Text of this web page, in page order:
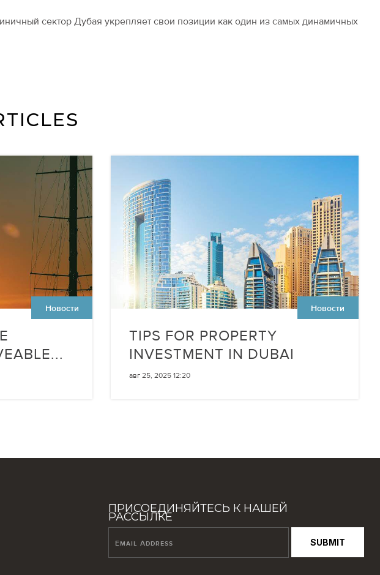
сектор Дубая укрепляет свои позиции как один из самых динамичных
Новости Новости
TIPS FOR PROPERTY
INVESTMENT IN DUBAI
авг 25, 2025 12:20
ПРИСОЕДИНЯЙТЕСЬ К НАШЕЙ
РАССЫЛКЕ
SUBMIT